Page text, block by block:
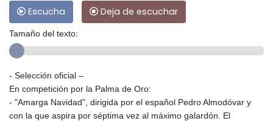
Escucha Deja de escuchar
Tamaño del texto:
- Selección oficial –
En competición por la Palma de Oro:
- "Amarga Navidad", dirigida por el español Pedro Almodóvar y
con la que aspira por séptima vez al máximo galardón. El